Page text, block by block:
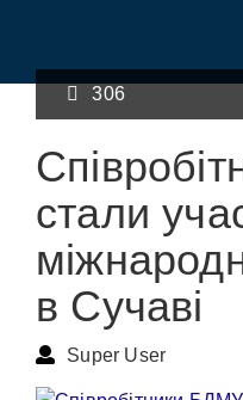
306
стали
в Сучаві
Super User